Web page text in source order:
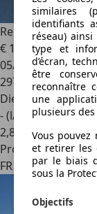
Renault Clio1.5
€ 1 690
05/2012
297 837 km
Diesel
- (l/100 km)
2,8
Professionnel
FR 78700
similaires
identifiants
réseau)
type et
d’écran,
être
reconnaître
une
plusieurs
Vous
et retirer les
par le biais
sous la
Objectifs